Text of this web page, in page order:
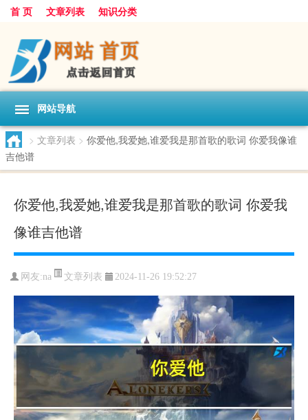
首 页 文章列表 知识分类
网站导航
> 文章列表 > 你爱他,我爱她,谁爱我是那首歌的歌词 你爱我像谁
吉他谱
你爱他,我爱她,谁爱我是那首歌的歌词 你爱我
像谁吉他谱
网友:na 文章列表 2024-11-26 19:52:27